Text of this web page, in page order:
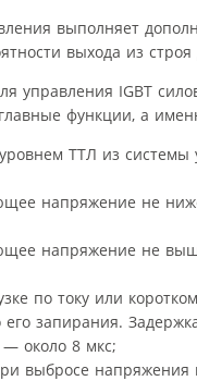
выполняет
выхода из строя
управления IGBT
функции, а
ТТЛ из
напряжение не
напряжение не
по току или
запирания.
около 8 мкс;
выбросе